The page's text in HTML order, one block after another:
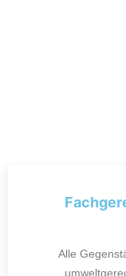
Alle